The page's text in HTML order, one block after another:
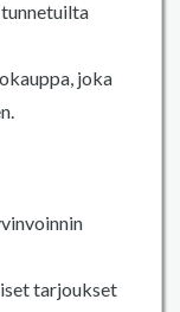
joka
tarjoukset